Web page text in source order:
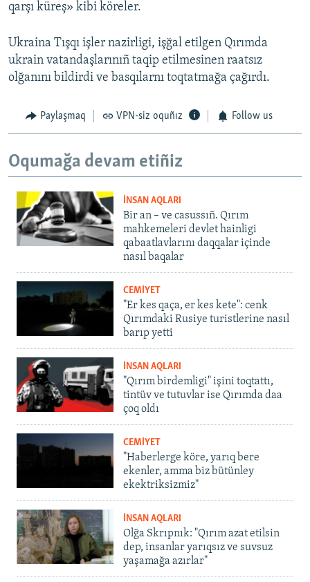
qarşı küreş» kibi köreler.
Ukraina Tışqı işler nazirligi, işğal etilgen Qırımda
ukrain vatandaşlarınıñ taqip etilmesinen raatsız
olğanını bildirdi ve basqılarnı toqtatmağa çağırdı.
Paylaşmaq VPN-siz oquñız Follow us
Oqumağa devam etiñiz
İNSAN AQLARI
Bir an – ve casussıñ. Qırım
mahkemeleri devlet hainligi
qabaatlavlarını daqqalar içinde
nasıl baqalar
CEMİYET
"Er kes qaça, er kes kete": cenk
Qırımdaki Rusiye turistlerine nasıl
barıp yetti
İNSAN AQLARI
"Qırım birdemligi" işini toqtattı,
tintüv ve tutuvlar ise Qırımda daa
çoq oldı
CEMİYET
"Haberlerge köre, yarıq bere
ekenler, amma biz bütünley
ekektriksizmiz"
İNSAN AQLARI
Olğa Skrıpnık: "Qırım azat etilsin
dep, insanlar yarıqsız ve suvsuz
yaşamağa azırlar"